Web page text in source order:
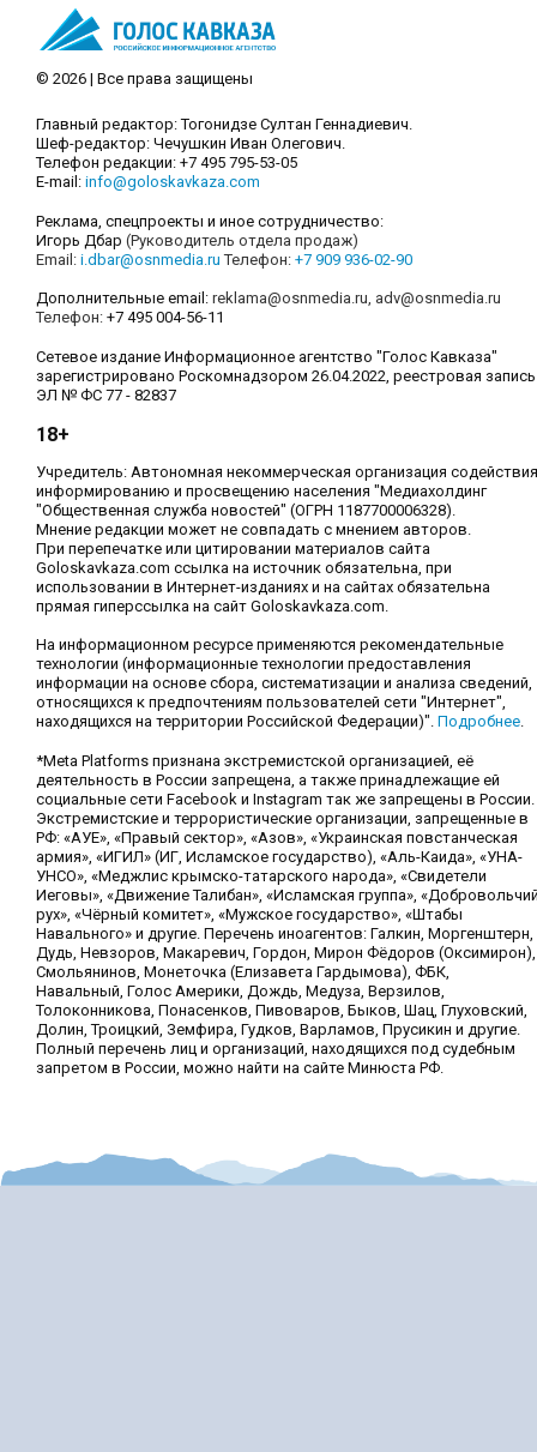
© 2026 | Все права защищены
Главный редактор: Тогонидзе Султан Геннадиевич.
Шеф-редактор: Чечушкин Иван Олегович.
Телефон редакции: +7 495 795-53-05
E-mail: info@goloskavkaza.com
Реклама, спецпроекты и иное сотрудничество:
Игорь Дбар (Руководитель отдела продаж)
Email: i.dbar@osnmedia.ru Телефон: +7 909 936-02-90
Дополнительные email: reklama@osnmedia.ru, adv@osnmedia.ru
Телефон: +7 495 004-56-11
Сетевое издание Информационное агентство "Голос Кавказа"
зарегистрировано Роскомнадзором 26.04.2022, реестровая запись
ЭЛ № ФС 77 - 82837
18+
Учредитель: Автономная некоммерческая организация содействия
информированию и просвещению населения "Медиахолдинг
"Общественная служба новостей" (ОГРН 1187700006328).
Мнение редакции может не совпадать с мнением авторов.
При перепечатке или цитировании материалов сайта
Goloskavkaza.com ссылка на источник обязательна, при
использовании в Интернет-изданиях и на сайтах обязательна
прямая гиперссылка на сайт Goloskavkaza.com.
На информационном ресурсе применяются рекомендательные
технологии (информационные технологии предоставления
информации на основе сбора, систематизации и анализа сведений,
относящихся к предпочтениям пользователей сети "Интернет",
находящихся на территории Российской Федерации)". Подробнее.
*Meta Platforms признана экстремистской организацией, её
деятельность в России запрещена, а также принадлежащие ей
социальные сети Facebook и Instagram так же запрещены в России.
Экстремистские и террористические организации, запрещенные в
РФ: «АУЕ», «Правый сектор», «Азов», «Украинская повстанческая
армия», «ИГИЛ» (ИГ, Исламское государство), «Аль-Каида», «УНА-
УНСО», «Меджлис крымско-татарского народа», «Свидетели
Иеговы», «Движение Талибан», «Исламская группа»,
рух», «Чёрный комитет», «Мужское государство», «Штабы
Навального» и другие. Перечень иноагентов: Галкин, Моргенштерн,
Дудь, Невзоров, Макаревич, Гордон, Мирон Фёдоров (Оксимирон),
Смольянинов, Монеточка (Елизавета Гардымова), ФБК,
Навальный, Голос Америки, Дождь, Медуза, Верзилов,
Толоконникова, Понасенков, Пивоваров, Быков, Шац, Глуховский,
Долин, Троицкий, Земфира, Гудков, Варламов, Прусикин и другие.
Полный перечень лиц и организаций, находящихся под судебным
запретом в России, можно найти на сайте Минюста РФ.